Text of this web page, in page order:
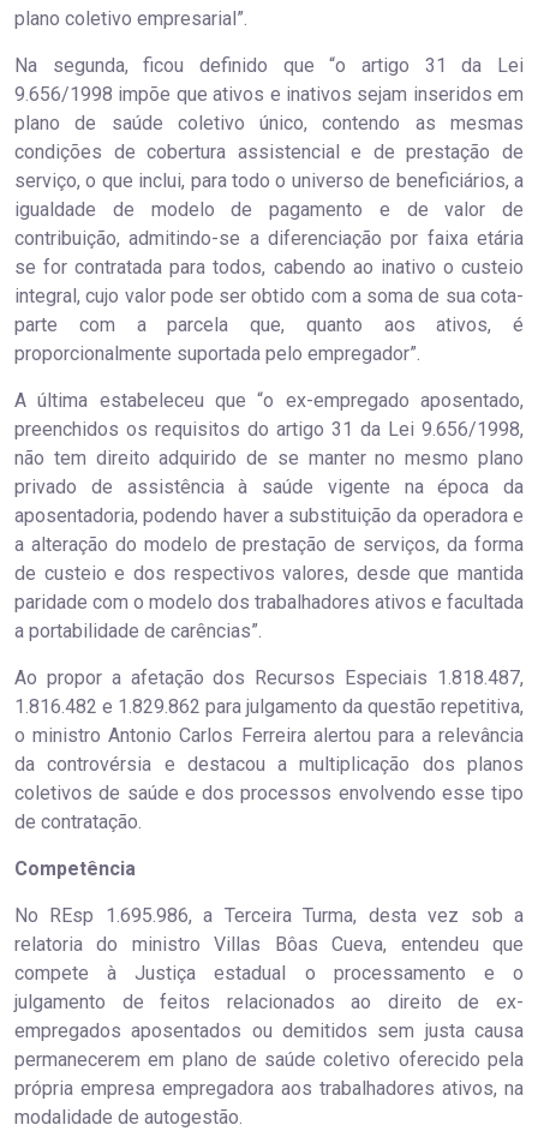
plano coletivo empresarial”.
Na segunda, ficou definido que “o artigo 31 da Lei
9.656/1998 impõe que ativos e inativos sejam inseridos em
plano de saúde coletivo único, contendo as mesmas
condições de cobertura assistencial e de prestação de
serviço, o que inclui, para todo o universo de beneficiários, a
igualdade de modelo de pagamento e de valor de
contribuição, admitindo-se a diferenciação por faixa etária
se for contratada para todos, cabendo ao inativo o custeio
integral, cujo valor pode ser obtido com a soma de sua cota-
parte com a parcela que, quanto aos ativos, é
proporcionalmente suportada pelo empregador”.
A última estabeleceu que “o ex-empregado aposentado,
preenchidos os requisitos do artigo 31 da Lei 9.656/1998,
não tem direito adquirido de se manter no mesmo plano
privado de assistência à saúde vigente na época da
aposentadoria, podendo haver a substituição da operadora e
a alteração do modelo de prestação de serviços, da forma
de custeio e dos respectivos valores, desde que mantida
paridade com o modelo dos trabalhadores ativos e facultada
a portabilidade de carências”.
Ao propor a afetação dos Recursos Especiais 1.818.487,
1.816.482 e 1.829.862 para julgamento da questão repetitiva,
o ministro Antonio Carlos Ferreira alertou para a relevância
da controvérsia e destacou a multiplicação dos planos
coletivos de saúde e dos processos envolvendo esse tipo
de contratação.
Compe​​​tência
No REsp 1.695.986, a Terceira Turma, desta vez sob a
relatoria do ministro Villas Bôas Cueva, entendeu que
compete à Justiça estadual o processamento e o
julgamento de feitos relacionados ao direito de ex-
empregados aposentados ou demitidos sem justa causa
permanecerem em plano de saúde coletivo oferecido pela
própria empresa empregadora aos trabalhadores ativos, na
modalidade de autogestão.